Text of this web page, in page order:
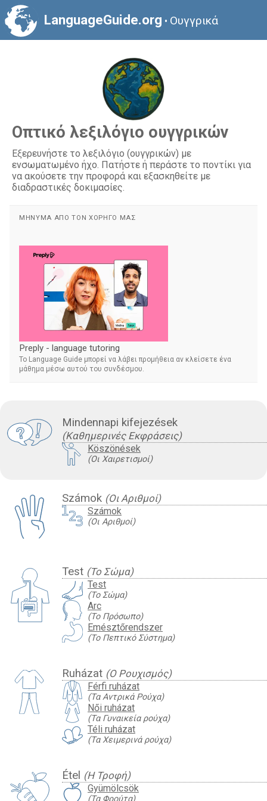
LanguageGuide.org • Ουγγρικά
Οπτικό λεξιλόγιο ουγγρικών
Εξερευνήστε το λεξιλόγιο (ουγγρικών) με
ενσωματωμένο ήχο. Πατήστε ή περάστε το ποντίκι για
να ακούσετε την προφορά και εξασκηθείτε με
διαδραστικές δοκιμασίες.
Mindennapi kifejezések
(Καθημερινές Εκφράσεις)
Köszönések
(Οι Χαιρετισμοί)
Számok (Οι Αριθμοί)
Számok
(Οι Αριθμοί)
Test (Το Σώμα)
Test
(Το Σώμα)
Arc
(Το Πρόσωπο)
Emésztőrendszer
(Το Πεπτικό Σύστημα)
Ruházat (Ο Ρουχισμός)
Férfi ruházat
(Τα Αντρικά Ρούχα)
Női ruházat
(Τα Γυναικεία ρούχα)
Téli ruházat
(Τα Χειμερινά ρούχα)
Étel (Η Τροφή)
Gyümölcsök
ΜΉΝΥΜΑ ΑΠΌ ΤΟΝ ΧΟΡΗΓΌ ΜΑΣ
Preply - language tutoring
Το Language Guide μπορεί να λάβει προμήθεια αν κλείσετε ένα
μάθημα μέσω αυτού του συνδέσμου.